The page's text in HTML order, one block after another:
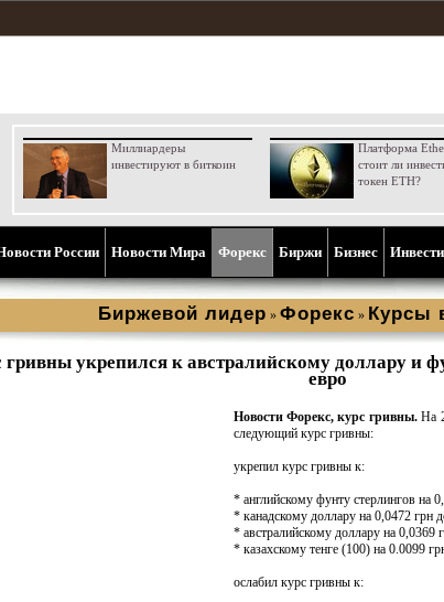
Миллиардеры
инвестируют в биткоин
Платформа
стоит ли
токен ETH?
России Новости Мира Форекс Биржи Бизнес
Биржевой лидер » Форекс » Курсы
гривны укрепился к австралийскому доллару и
евро
Новости Форекс, курс гривны.На
следующий курс гривны:
укрепил курс гривны к:
* английскому фунту стерлингов на
* канадскому доллару на 0,0472 грн
* австралийскому доллару на 0,0369
* казахскому тенге (100) на 0.0099
ослабил курс гривны к: